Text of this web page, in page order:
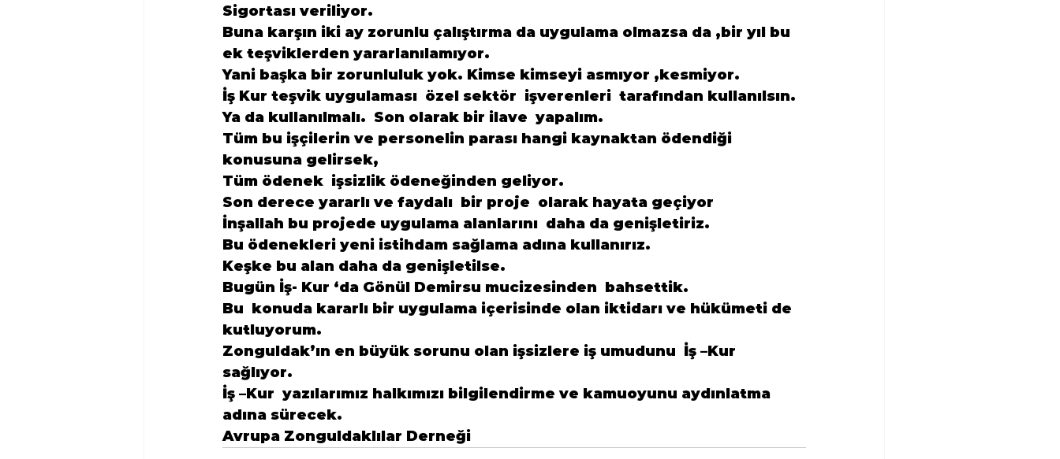
Sigortası veriliyor.
Buna karşın iki ay zorunlu çalıştırma da uygulama olmazsa da ,bir yıl bu
ek teşviklerden yararlanılamıyor.
Yani başka bir zorunluluk yok. Kimse kimseyi asmıyor ,kesmiyor.
İş Kur teşvik uygulaması  özel sektör  işverenleri  tarafından kullanılsın.
Ya da kullanılmalı.  Son olarak bir ilave  yapalım.
Tüm bu işçilerin ve personelin parası hangi kaynaktan ödendiği
konusuna gelirsek,
Tüm ödenek  işsizlik ödeneğinden geliyor.
Son derece yararlı ve faydalı  bir proje  olarak hayata geçiyor
İnşallah bu projede uygulama alanlarını  daha da genişletiriz.
Bu ödenekleri yeni istihdam sağlama adına kullanırız.
Keşke bu alan daha da genişletilse.
Bugün İş- Kur ‘da Gönül Demirsu mucizesinden  bahsettik.
Bu  konuda kararlı bir uygulama içerisinde olan iktidarı ve hükümeti de
kutluyorum.
Zonguldak’ın en büyük sorunu olan işsizlere iş umudunu  İş –Kur
sağlıyor.
İş –Kur  yazılarımız halkımızı bilgilendirme ve kamuoyunu aydınlatma
adına sürecek.
Avrupa Zonguldaklılar Derneği